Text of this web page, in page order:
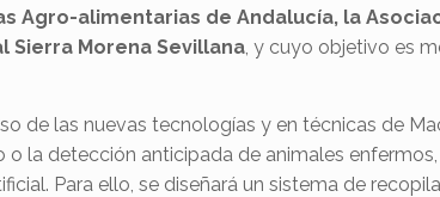
Agro-alimentarias de Andalucía, la
Sierra Morena Sevillana, y cuyo objetivo es
de las nuevas tecnologías y en técnicas de
la detección anticipada de animales enfermos,
Para ello, se diseñará un sistema de